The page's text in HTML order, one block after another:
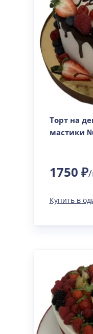
Торт на
мастики
1750 ₽/
Купить в